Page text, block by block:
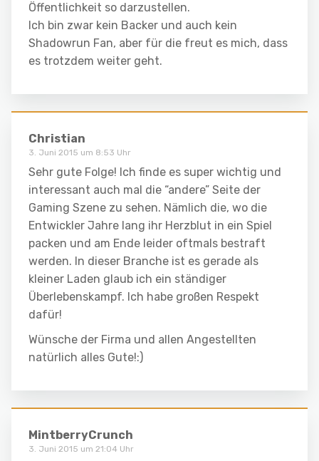
Öffentlichkeit so darzustellen.
Ich bin zwar kein Backer und auch kein
Shadowrun Fan, aber für die freut es mich, dass
es trotzdem weiter geht.
Christian
3. Juni 2015 um 8:53 Uhr
Sehr gute Folge! Ich finde es super wichtig und
interessant auch mal die “andere” Seite der
Gaming Szene zu sehen. Nämlich die, wo die
Entwickler Jahre lang ihr Herzblut in ein Spiel
packen und am Ende leider oftmals bestraft
werden. In dieser Branche ist es gerade als
kleiner Laden glaub ich ein ständiger
Überlebenskampf. Ich habe großen Respekt
dafür!
Wünsche der Firma und allen Angestellten
natürlich alles Gute!:)
MintberryCrunch
3. Juni 2015 um 21:04 Uhr